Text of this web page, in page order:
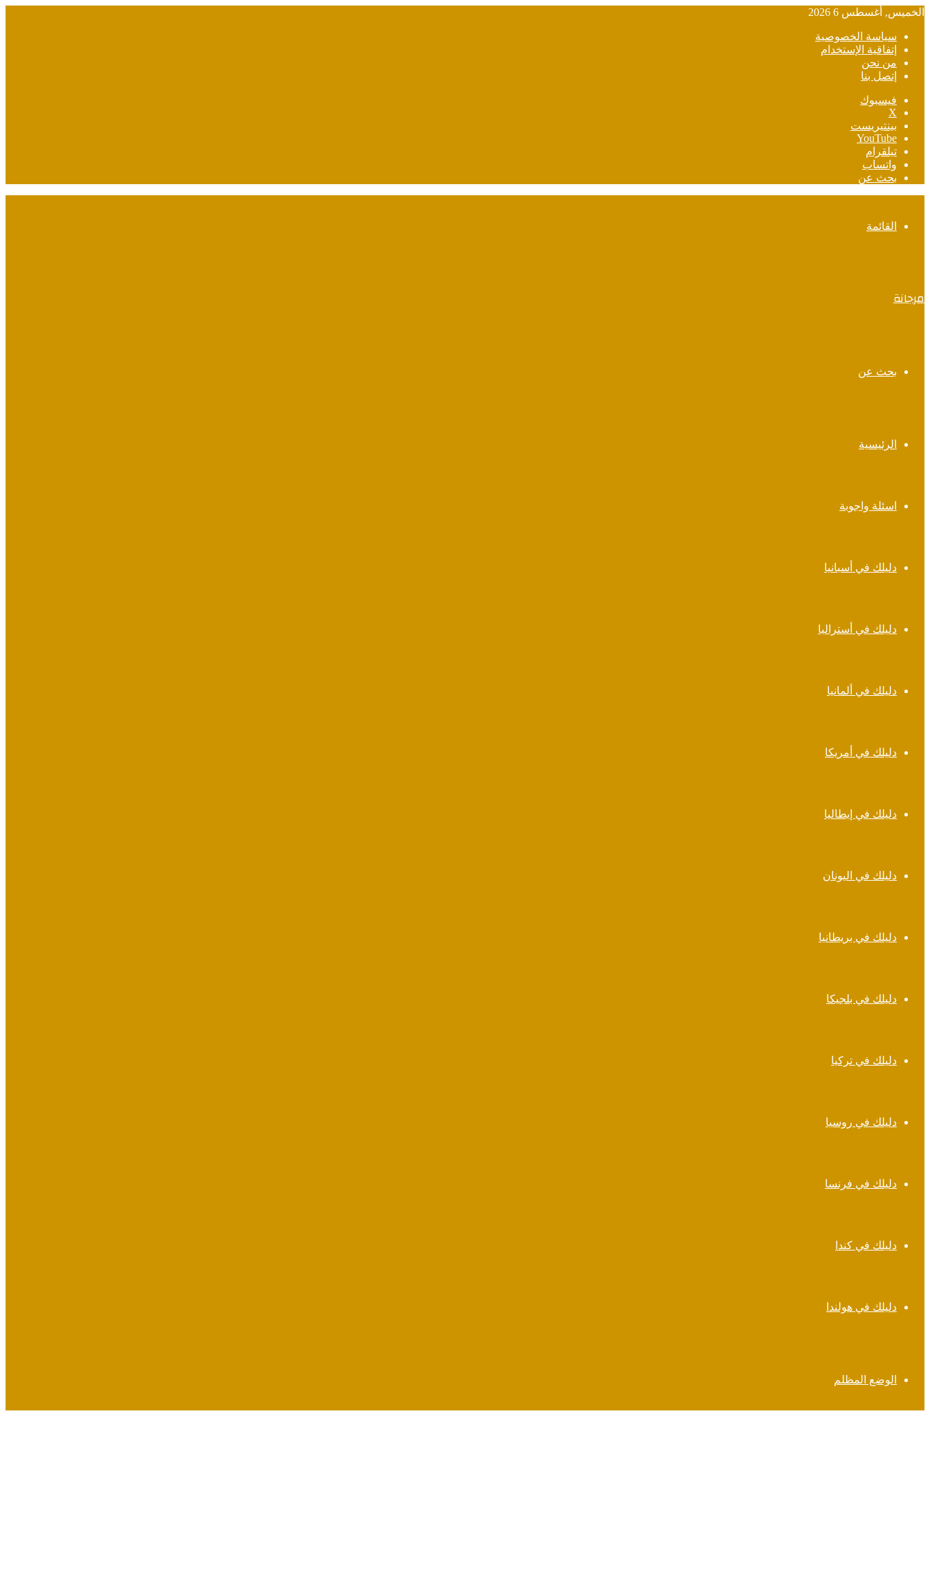
الخميس, أغسطس 6 2026
سياسة الخصوصية
إتفاقية الإستخدام
من نحن
إتصل بنا
فيسبوك
‫X
بينتيريست
‫YouTube
تيلقرام
واتساب
بحث عن
القائمة
مرجانة
بحث عن
الرئيسية
اسئلة واجوبة
دليلك في أسبانيا
دليلك في أستراليا
دليلك في ألمانيا
دليلك في أمريكا
دليلك في إيطاليا
دليلك في اليونان
دليلك في بريطانيا
دليلك في بلجيكا
دليلك في تركيا
دليلك في روسيا
دليلك في فرنسا
دليلك في كندا
دليلك في هولندا
الوضع المظلم